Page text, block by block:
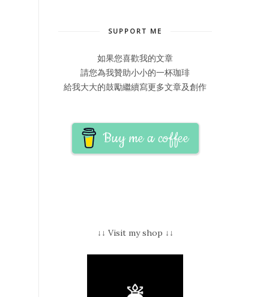
SUPPORT ME
如果您喜歡我的文章
請您為我贊助小小的一杯珈琲
給我大大的鼓勵繼續寫更多文章及創作
Buy me a coffee
↓↓ Visit my shop ↓↓